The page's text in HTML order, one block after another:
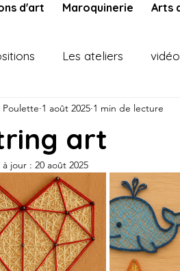
d'art Maroquinerie Arts
Les ateliers
art
Poulette 1 août 2025 1 min de lecture
jour : 20 août 2025